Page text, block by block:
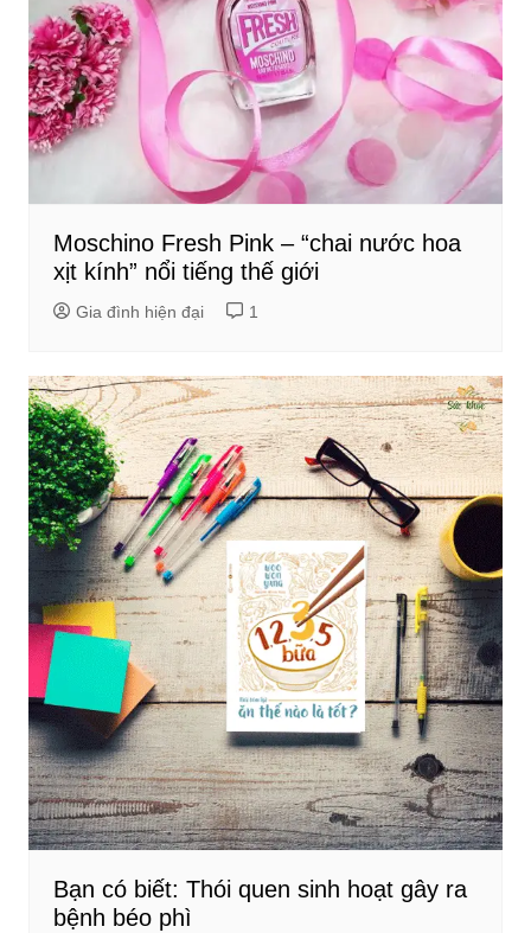
Moschino Fresh Pink – “chai nước hoa
xịt kính” nổi tiếng thế giới
Gia đình hiện đại 1
Bạn có biết: Thói quen sinh hoạt gây ra
bệnh béo phì